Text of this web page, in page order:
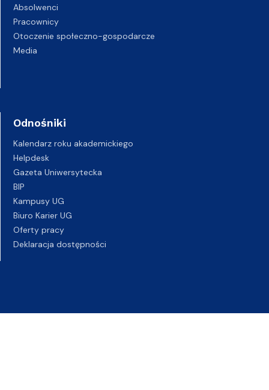
Absolwenci
Pracownicy
Otoczenie społeczno-gospodarcze
Media
Odnośniki
Kalendarz roku akademickiego
Helpdesk
Gazeta Uniwersytecka
BIP
Kampusy UG
Biuro Karier UG
Oferty pracy
Deklaracja dostępności